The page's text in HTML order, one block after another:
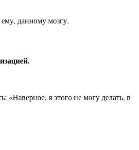
данному мозгу.
«Наверное, я этого не могу делать, в